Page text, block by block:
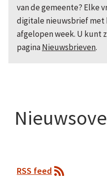
van de gemeente? Elke
digitale nieuwsbrief met
afgelopen week. U kunt
paginaNieuwsbrieven.
RSS feed